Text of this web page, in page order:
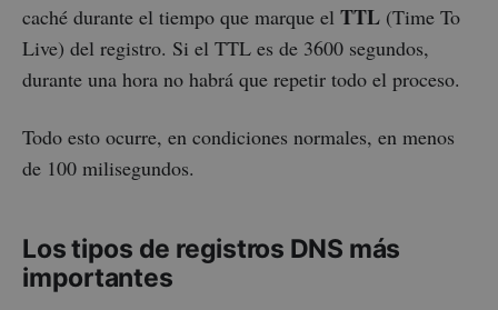
caché durante el tiempo que marque el TTL (Time To
Live) del registro. Si el TTL es de 3600 segundos,
durante una hora no habrá que repetir todo el proceso.
Todo esto ocurre, en condiciones normales, en menos
de 100 milisegundos.
Los tipos de registros DNS más
importantes